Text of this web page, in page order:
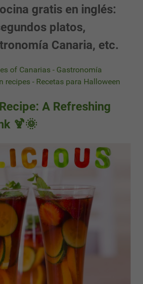
gratis en inglés:
platos,
Canaria, etc.
of Canarias - Gastronomía
recipes - Recetas para Halloween
A Refreshing
🍹🌞